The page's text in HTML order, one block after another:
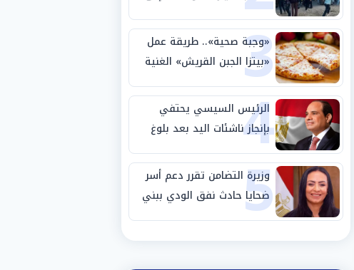
14 شخصًا
3
«وجبة صحية».. طريقة عمل
«بيتزا الجبن القريش» الغنية
بالبروتين
4
الرئيس السيسي يحتفي
بإنجاز ناشئات اليد بعد بلوغ
نصف نهائي كأس العالم
5
وزيرة التضامن تقرر دعم أسر
ضحايا حادث نفق الودي ببني
سويف